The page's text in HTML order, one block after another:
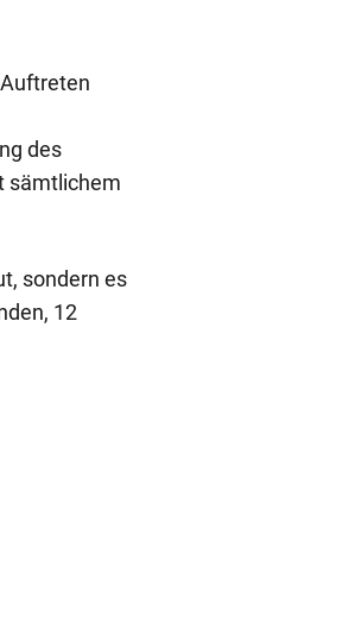
des
sämtlichem
sondern es
12